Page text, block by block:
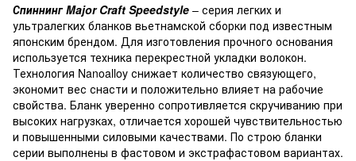
Спиннинг Major Craft Speedstyle – серия легких и
ультралегких бланков вьетнамской сборки под известным
японским брендом. Для изготовления прочного основания
используется техника перекрестной укладки волокон.
Технология Nanoalloy снижает количество связующего,
экономит вес снасти и положительно влияет на рабочие
свойства. Бланк уверенно сопротивляется скручиванию при
высоких нагрузках, отличается хорошей чувствительностью
и повышенными силовыми качествами. По строю бланки
серии выполнены в фастовом и экстрафастовом вариантах.